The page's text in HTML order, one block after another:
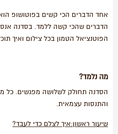
אחד הדברים הכי קשים בפוטושופ
הדברים שהכי קשה ללמד. בסדנה
הפוטנציאל הטמון בכל צילום ואיך
מה נלמד?
הסדנה תחולק לשלושה מפגשים. כל
והתנסות עצמאית.
שיעור ראשון:איך לצלם כדי לעבד?